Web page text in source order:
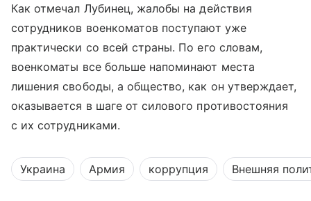
Как отмечал Лубинец, жалобы на действия
сотрудников военкоматов поступают уже
практически со всей страны. По его словам,
военкоматы все больше напоминают места
лишения свободы, а общество, как он утверждает,
оказывается в шаге от силового противостояния
с их сотрудниками.
Украина Армия коррупция Внешняя